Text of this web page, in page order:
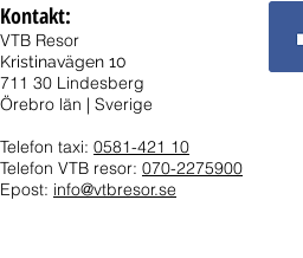
Kontakt:
VTB Resor
Kristinavägen 10
711 30 Lindesberg
Örebro län | Sverige
Telefon taxi: 0581-421 10
Telefon VTB resor: 070-2275900
Epost: info@vtbresor.se